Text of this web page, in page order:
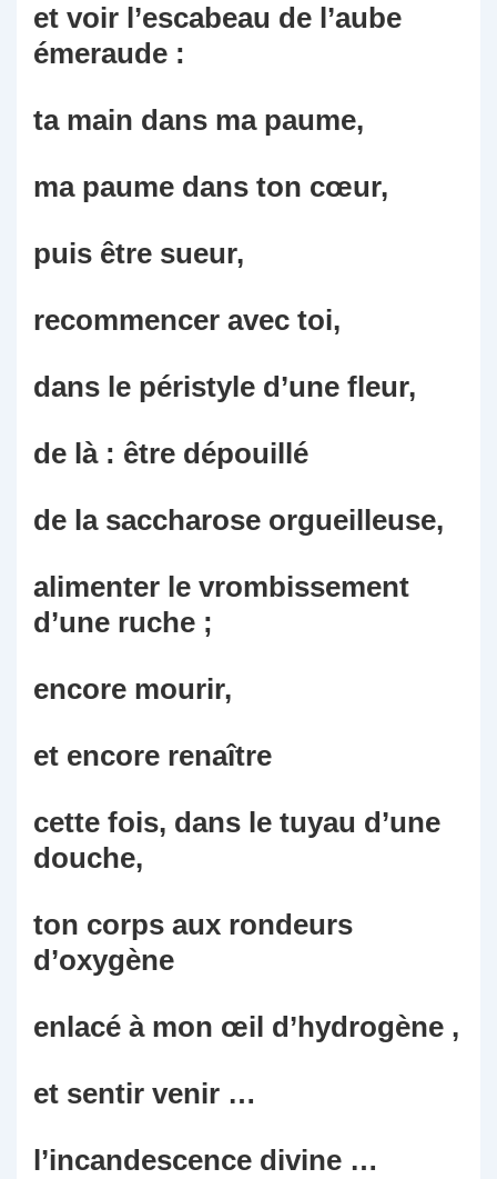
et voir l’escabeau de l’aube
émeraude :
ta main dans ma paume,
ma paume dans ton cœur,
puis être sueur,
recommencer avec toi,
dans le péristyle d’une fleur,
de là : être dépouillé
de la saccharose orgueilleuse,
alimenter le vrombissement
d’une ruche ;
encore mourir,
et encore renaître
cette fois, dans le tuyau d’une
douche,
ton corps aux rondeurs
d’oxygène
enlacé à mon œil d’hydrogène ,
et sentir venir …
l’incandescence divine …